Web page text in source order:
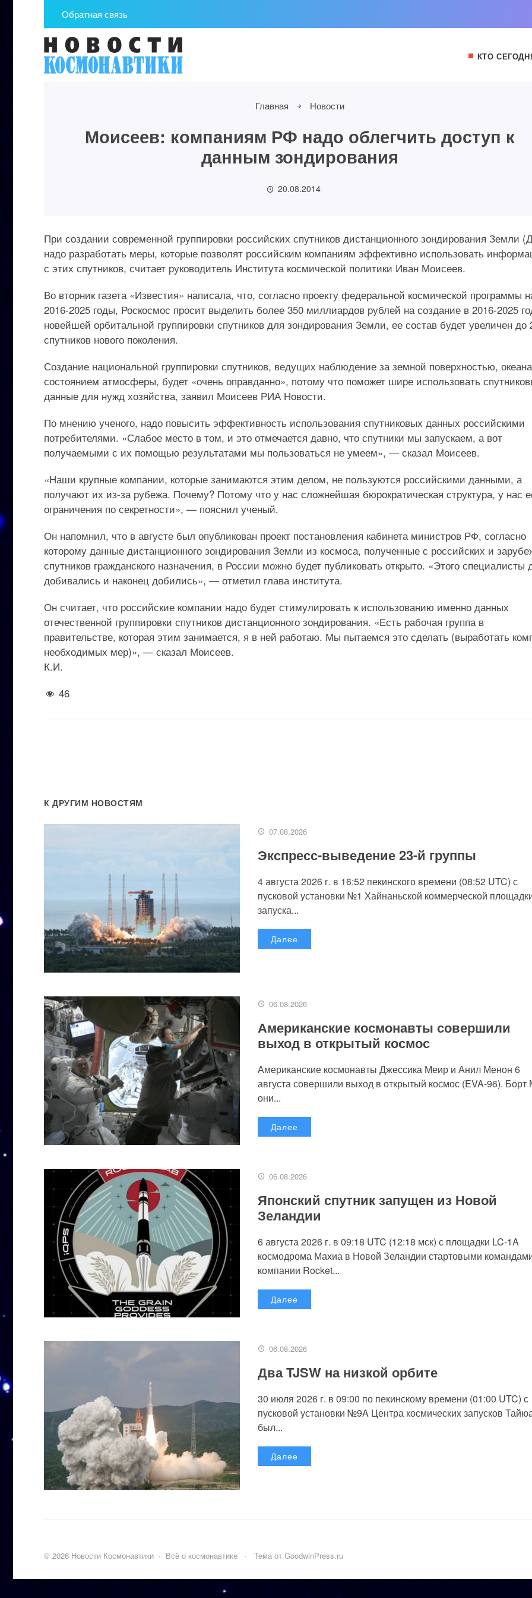
Обратная связь
КТО
Главная Новости
Моисеев: компаниям РФ надо облегчить доступ к
данным зондирования
20.08.2014
При создании современной группировки российских спутников дистанционного зондирования Земли
надо разработать меры, которые позволят российским компаниям эффективно использовать
с этих спутников, считает руководитель Института космической политики Иван Моисеев.
Во вторник газета «Известия» написала, что, согласно проекту федеральной космической программы
2016-2025 годы, Роскосмос просит выделить более 350 миллиардов рублей на создание в 2016-2025
новейшей орбитальной группировки спутников для зондирования Земли, ее состав будет увеличен до
спутников нового поколения.
Создание национальной группировки спутников, ведущих наблюдение за земной поверхностью,
состоянием атмосферы, будет «очень оправданно», потому что поможет шире использовать
данные для нужд хозяйства, заявил Моисеев РИА Новости.
По мнению ученого, надо повысить эффективность использования спутниковых данных российскими
потребителями. «Слабое место в том, и это отмечается давно, что спутники мы запускаем, а вот
получаемыми с их помощью результатами мы пользоваться не умеем», — сказал Моисеев.
«Наши крупные компании, которые занимаются этим делом, не пользуются российскими данными, а
получают их из-за рубежа. Почему? Потому что у нас сложнейшая бюрократическая структура, у нас
ограничения по секретности», — пояснил ученый.
Он напомнил, что в августе был опубликован проект постановления кабинета министров РФ, согласно
которому данные дистанционного зондирования Земли из космоса, полученные с российских и
спутников гражданского назначения, в России можно будет публиковать открыто. «Этого специалисты
добивались и наконец добились», — отметил глава института.
Он считает, что российские компании надо будет стимулировать к использованию именно данных
отечественной группировки спутников дистанционного зондирования. «Есть рабочая группа в
правительстве, которая этим занимается, я в ней работаю. Мы пытаемся это сделать (выработать
необходимых мер)», — сказал Моисеев.
К.И.
46
К ДРУГИМ НОВОСТЯМ
07.08.2026
Экспресс-выведение 23-й группы
4 августа 2026 г. в 16:52 пекинского времени (08:52 UTC) с
пусковой установки №1 Хайнаньской коммерческой
запуска...
Далее
06.08.2026
Американские космонавты совершили
выход в открытый космос
Американские космонавты Джессика Меир и Анил Менон 6
августа совершили выход в открытый космос (EVA-96).
они...
Далее
06.08.2026
Японский спутник запущен из Новой
Зеландии
6 августа 2026 г. в 09:18 UTC (12:18 мск) с площадки LC-1A
космодрома Махиа в Новой Зеландии стартовыми
компании Rocket...
Далее
06.08.2026
Два TJSW на низкой орбите
30 июля 2026 г. в 09:00 по пекинскому времени (01:00 UTC) с
пусковой установки №9A Центра космических запусков
был...
Далее
© 2026 Новости Космонавтики · Всё о космонавтике · Тема от GoodwinPress.ru